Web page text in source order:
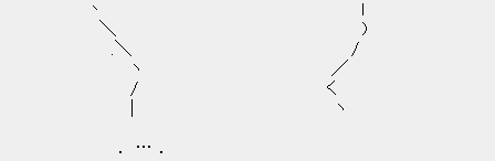
丶 l
＼ )
.＼ /
ヽ ／
/ く
| ヽ
． … ．